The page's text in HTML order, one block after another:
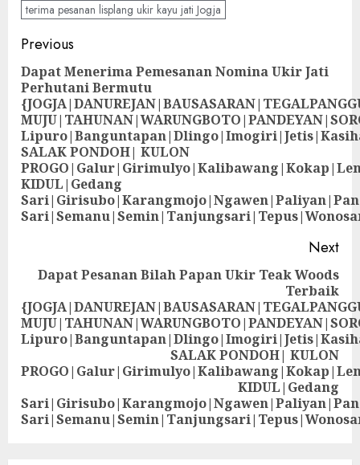
terima pesanan lisplang ukir kayu jati Jogja
Previous
Dapat Menerima Pemesanan Nomina Ukir Jati
Perhutani Bermutu
SALAK PONDOH| KULON
KIDUL|Gedang
Next
Dapat Pesanan Bilah Papan Ukir Teak Woods
Terbaik
SALAK PONDOH| KULON
KIDUL|Gedang